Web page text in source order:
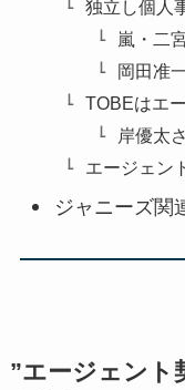
独立し個人
嵐・二
岡田准
TOBEはエ
岸優太
エージェン
ジャニーズ関
”エージェント